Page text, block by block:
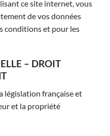
ce site internet, vous
de vos données
conditions et pour les
– DROIT
législation française et
et la propriété